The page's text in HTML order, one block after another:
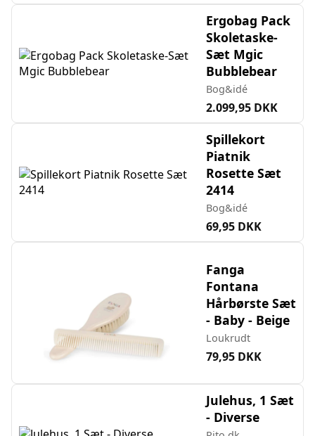
Ergobag Pack
Skoletaske-
Sæt Mgic
Bubblebear
Bog&idé
2.099,95 DKK
Spillekort
Piatnik
Rosette Sæt
2414
Bog&idé
69,95 DKK
Fanga
Fontana
Hårbørste Sæt
- Baby - Beige
Loukrudt
79,95 DKK
Julehus, 1 Sæt
- Diverse